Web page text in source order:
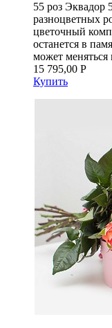
55 роз Эквадор
разноцветных
цветочный
останется в
может меняться
15 795,00 Р
Купить